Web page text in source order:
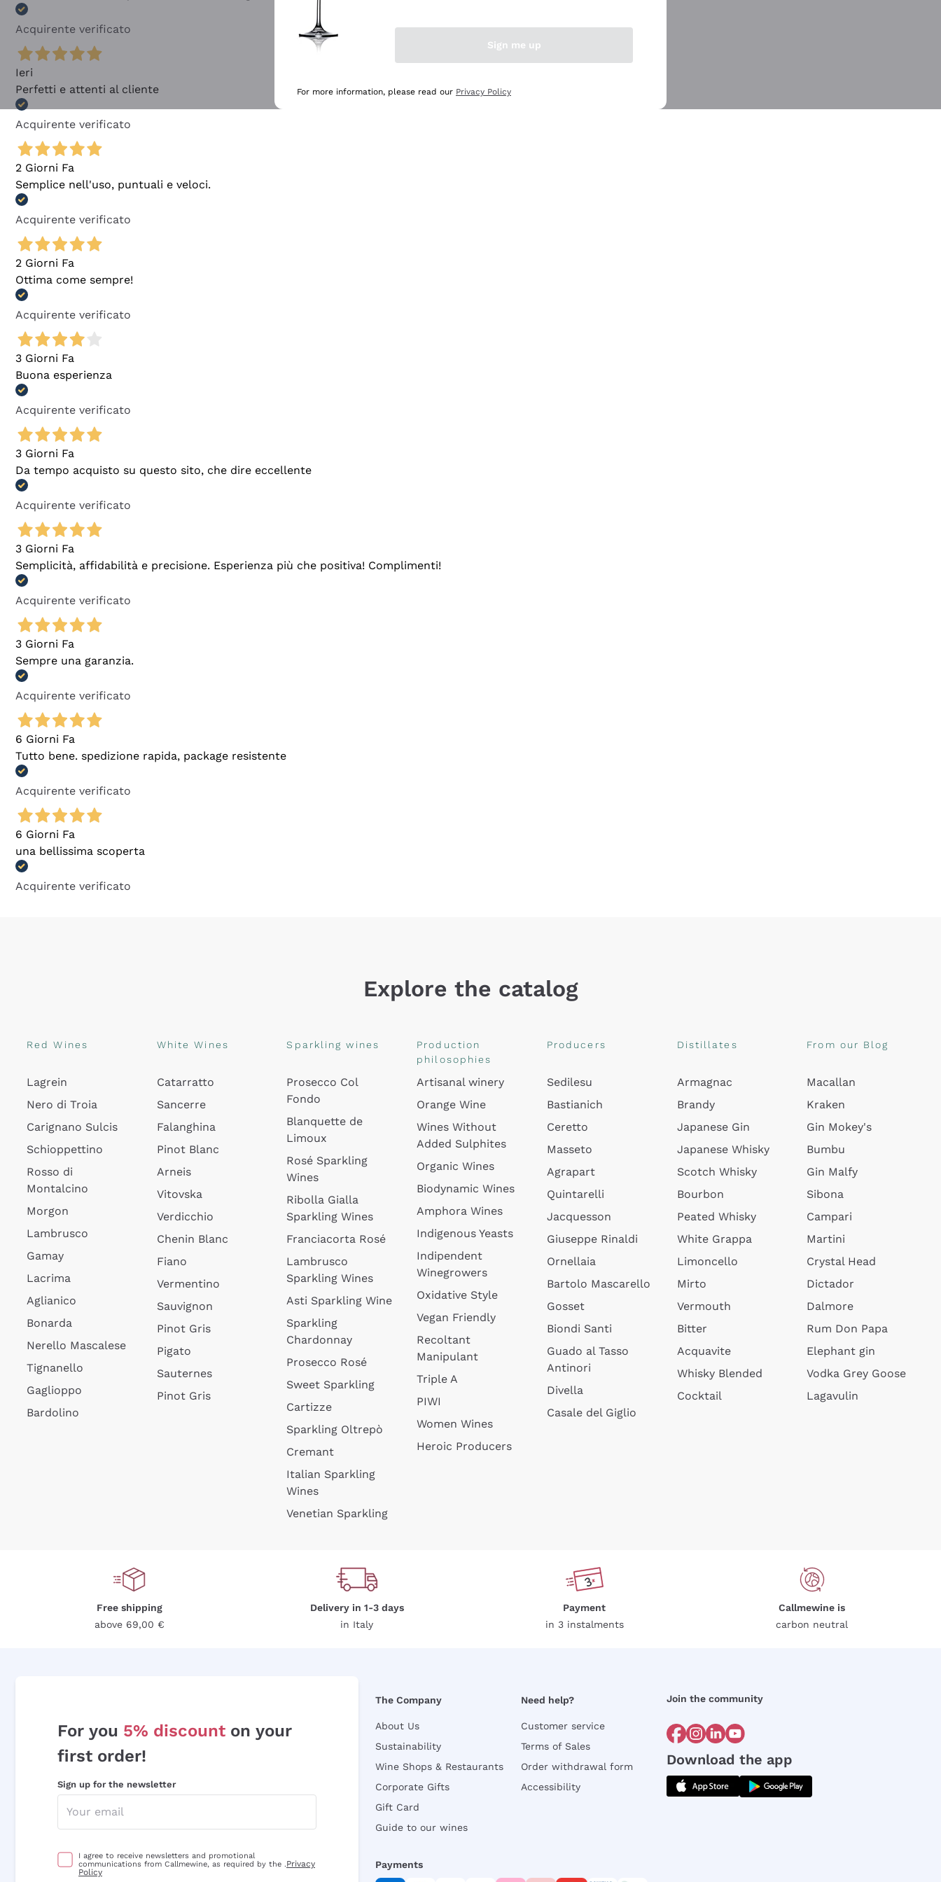
Acquirente verificato
Ieri
Perfetti e attenti al cliente
Acquirente verificato
2 Giorni Fa
Semplice nell'uso, puntuali e veloci.
Acquirente verificato
2 Giorni Fa
Ottima come sempre!
Acquirente verificato
3 Giorni Fa
Buona esperienza
Acquirente verificato
3 Giorni Fa
Da tempo acquisto su questo sito, che dire eccellente
Acquirente verificato
3 Giorni Fa
Semplicità, affidabilità e precisione. Esperienza più che positiva! Complimenti!
Acquirente verificato
3 Giorni Fa
Sempre una garanzia.
Acquirente verificato
6 Giorni Fa
Tutto bene. spedizione rapida, package resistente
Acquirente verificato
6 Giorni Fa
una bellissima scoperta
Acquirente verificato
Explore the catalog
Red Wines
Lagrein
Nero di Troia
Carignano Sulcis
Schioppettino
Rosso di
Montalcino
Morgon
Lambrusco
Gamay
Lacrima
Aglianico
Bonarda
Nerello Mascalese
Tignanello
Gaglioppo
Bardolino
White Wines
Catarratto
Sancerre
Falanghina
Pinot Blanc
Arneis
Vitovska
Verdicchio
Chenin Blanc
Fiano
Vermentino
Sauvignon
Pinot Gris
Pigato
Sauternes
Pinot Gris
Sparkling wines
Prosecco Col
Fondo
Blanquette de
Limoux
Rosé Sparkling
Wines
Ribolla Gialla
Sparkling Wines
Franciacorta Rosé
Lambrusco
Sparkling Wines
Asti Sparkling Wine
Sparkling
Chardonnay
Prosecco Rosé
Sweet Sparkling
Cartizze
Sparkling Oltrepò
Cremant
Italian Sparkling
Wines
Venetian Sparkling
Production
philosophies
Artisanal winery
Orange Wine
Wines Without
Added Sulphites
Organic Wines
Biodynamic Wines
Amphora Wines
Indigenous Yeasts
Indipendent
Winegrowers
Oxidative Style
Vegan Friendly
Recoltant
Manipulant
Triple A
PIWI
Women Wines
Heroic Producers
Producers
Sedilesu
Bastianich
Ceretto
Masseto
Agrapart
Quintarelli
Jacquesson
Giuseppe Rinaldi
Ornellaia
Bartolo Mascarello
Gosset
Biondi Santi
Guado al Tasso
Antinori
Divella
Casale del Giglio
Distillates
Armagnac
Brandy
Japanese Gin
Japanese Whisky
Scotch Whisky
Bourbon
Peated Whisky
White Grappa
Limoncello
Mirto
Vermouth
Bitter
Acquavite
Whisky Blended
Cocktail
From our Blog
Macallan
Kraken
Gin Mokey's
Bumbu
Gin Malfy
Sibona
Campari
Martini
Crystal Head
Dictador
Dalmore
Rum Don Papa
Elephant gin
Vodka Grey Goose
Lagavulin
Free shipping
above 69,00 €
Delivery in 1-3 days
in Italy
Payment
in 3 instalments
Callmewine is
carbon neutral
For you 5% discount on your
first order!
Sign up for the newsletter
I agree to receive newsletters and promotional
communications from Callmewine, as required by the .Privacy
Policy
The Company
About Us
Sustainability
Wine Shops & Restaurants
Corporate Gifts
Gift Card
Guide to our wines
Need help?
Customer service
Terms of Sales
Order withdrawal form
Accessibility
Join the community
Download the app
Payments
Sign me up
For more information, please read our Privacy Policy